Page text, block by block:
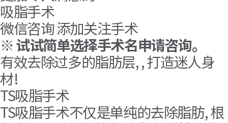
吸脂手术
微信咨询添加关注手术
※ 试试简单选择手术名申请咨询。
有效去除过多的脂肪层, , 打造迷人身
材!
TS吸脂手术
TS吸脂手术不仅是单纯的去除脂肪, 根